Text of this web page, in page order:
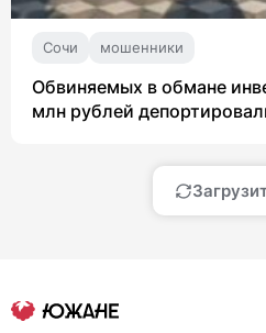
Сочи мошенники
Обвиняемых в обмане
млн рублей